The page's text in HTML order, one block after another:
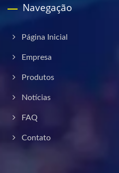
Navegação
Página Inicial
Empresa
Produtos
Notícias
FAQ
Contato